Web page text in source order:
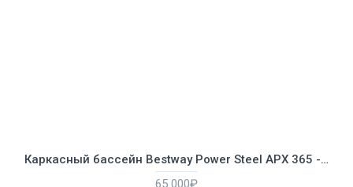
Каркасный бассейн Bestway Power Steel APX 365 - 5.49 х 2.74 х 1.32 м ; артикул 561KA
65 000₽